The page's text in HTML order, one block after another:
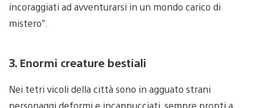
incoraggiati ad avventurarsi in un mondo carico di
mistero”.
3. Enormi creature bestiali
Nei tetri vicoli della città sono in agguato strani
personaggi deformi e incappucciati, sempre pronti a